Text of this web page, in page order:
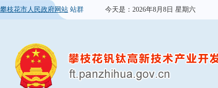
攀枝花市人民政府网站 站群 今天是： 2026年8月8日 星期六